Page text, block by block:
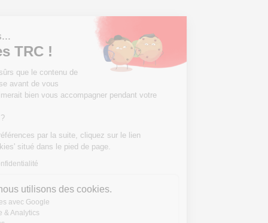
les Cookies TRC !
On a attendu d'être sûrs que le contenu de
ce site vous intéresse avant de vous
déranger, mais on aimerait bien vous accompagner pendant votre
Pour modifier vos préférences par la suite, cliquez sur le lien
'Préférences de cookies' situé dans le pied de page.
Lire la politique de confidentialité
Voici pourquoi nous utilisons des cookies.
Partage de données avec Google
Mesure d'audience & Analytics